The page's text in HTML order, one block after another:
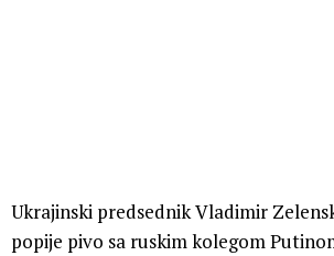
Ukrajinski predsednik Vladimir
popije pivo sa ruskim kolegom